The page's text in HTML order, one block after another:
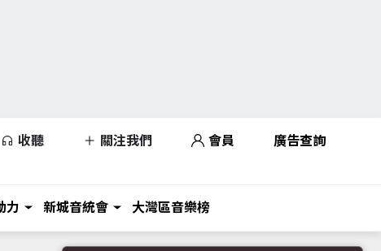
收聽 關注我們 會員 廣告查詢
力 新城音統會 大灣區音樂榜